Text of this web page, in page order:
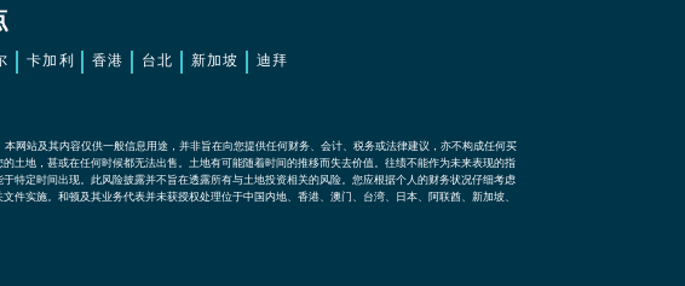
卡加利 香港 台北 新加坡 迪拜
网站及其内容仅供一般信息用途，并非旨在向您提供任何财务、会计、税务或法律建议，亦不构成任何买
土地，甚或在任何时候都无法出售。土地有可能随着时间的推移而失去价值。往绩不能作为未来表现的指
特定时间出现。此风险披露并不旨在透露所有与土地投资相关的风险。您应根据个人的财务状况仔细考虑
实施。和顿及其业务代表并未获授权处理位于中国内地、香港、澳门、台湾、日本、阿联酋、新加坡、